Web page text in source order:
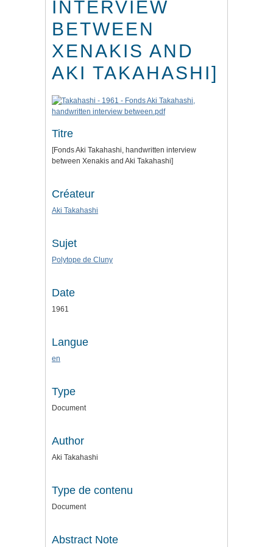
INTERVIEW
BETWEEN
XENAKIS AND
AKI TAKAHASHI]
Titre
[Fonds Aki Takahashi, handwritten interview
between Xenakis and Aki Takahashi]
Créateur
Aki Takahashi
Sujet
Polytope de Cluny
Date
1961
Langue
en
Type
Document
Author
Aki Takahashi
Type de contenu
Document
Abstract Note